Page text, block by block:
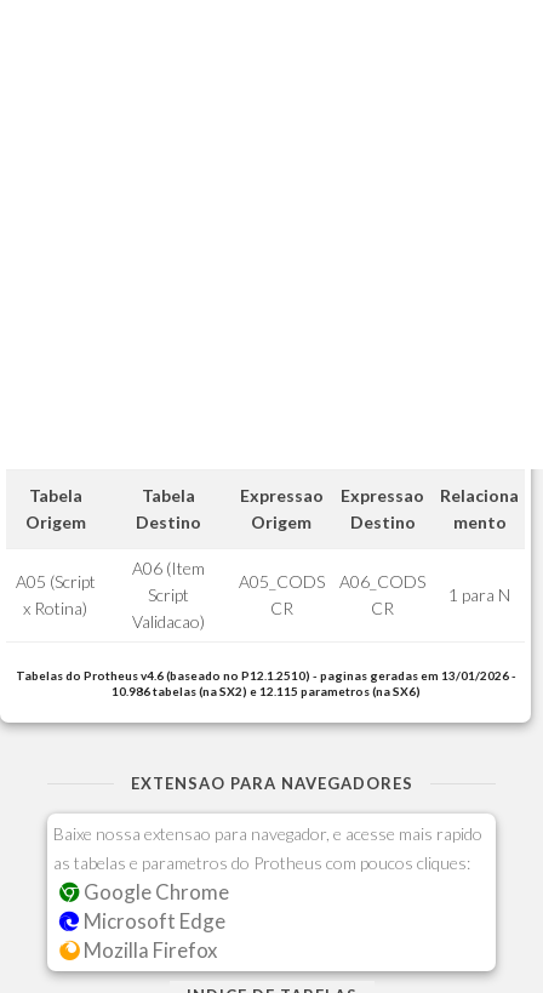
Tabela
Origem
Tabela
Destino
Expressao
Origem
Expressao
Destino
Relaciona
mento
A05 (Script
x Rotina)
A06 (Item
Script
Validacao)
A05_CODS
CR
A06_CODS
CR
1 para N
Tabelas do Protheus v4.6 (baseado no P12.1.2510) - paginas geradas em 13/01/2026 -
10.986 tabelas (na SX2) e 12.115 parametros (na SX6)
EXTENSAO PARA NAVEGADORES
Baixe nossa extensao para navegador, e acesse mais rapido
as tabelas e parametros do Protheus com poucos cliques:
Google Chrome
Microsoft Edge
Mozilla Firefox